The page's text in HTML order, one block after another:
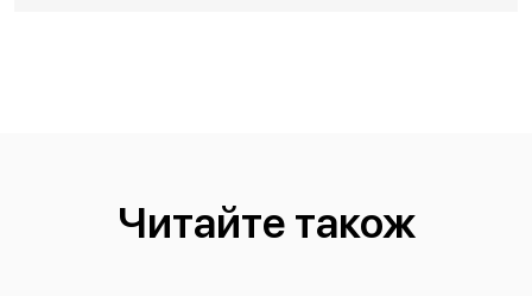
Читайте також